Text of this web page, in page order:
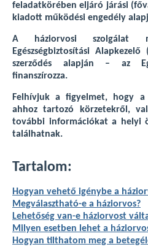
feladatkörében eljáró járási
kiadott működési engedély
A háziorvosi szolgálat
Egészségbiztosítási
szerződés alapján – az
finanszírozza.
Felhívjuk a figyelmet, hogy a
ahhoz tartozó körzetekről,
további információkat a helyi
találhatnak.
Tartalom:
Hogyan vehető igénybe a
Megválasztható-e a háziorvos?
Lehetőség van-e háziorvost
Milyen esetben lehet a
Hogyan tilthatom meg a